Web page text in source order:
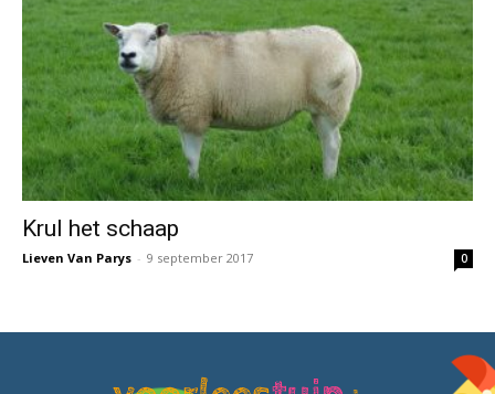
Krul het schaap
Lieven Van Parys - 9 september 2017 0